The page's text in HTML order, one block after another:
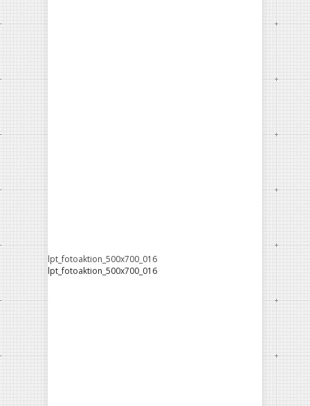
lpt_fotoaktion_500x700_016
lpt_fotoaktion_500x700_016